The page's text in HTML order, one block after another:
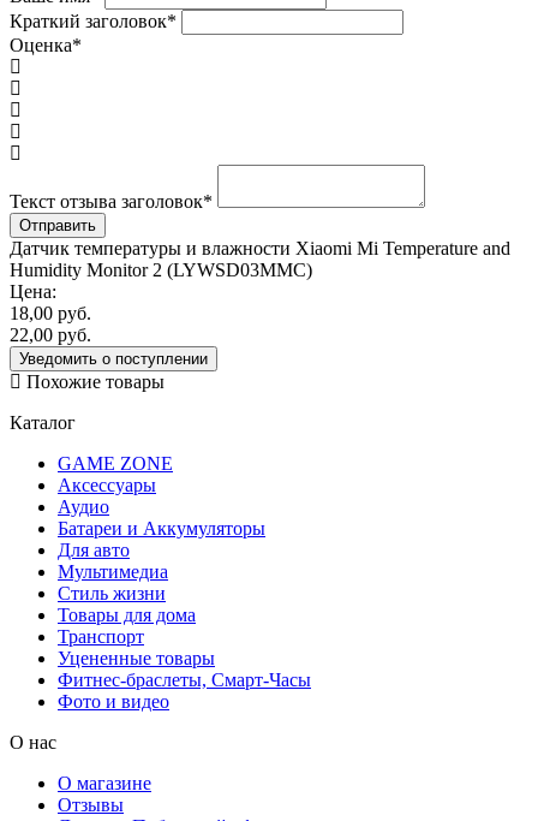
Краткий заголовок*
Оценка*
Текст отзыва заголовок*
Датчик температуры и влажности Xiaomi Mi Temperature and
Humidity Monitor 2 (LYWSD03MMC)
Цена:
18,00 руб.
22,00 руб.
Уведомить о поступлении
Похожие товары
Каталог
GAME ZONE
Аксессуары
Аудио
Батареи и Аккумуляторы
Для авто
Мультимедиа
Стиль жизни
Товары для дома
Транспорт
Уцененные товары
Фитнес-браслеты, Смарт-Часы
Фото и видео
О нас
О магазине
Отзывы